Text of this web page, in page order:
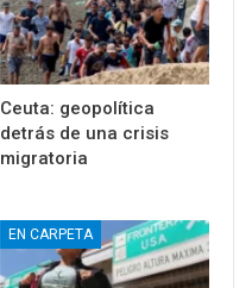
Ceuta: geopolítica
detrás de una crisis
migratoria
EN CARPETA